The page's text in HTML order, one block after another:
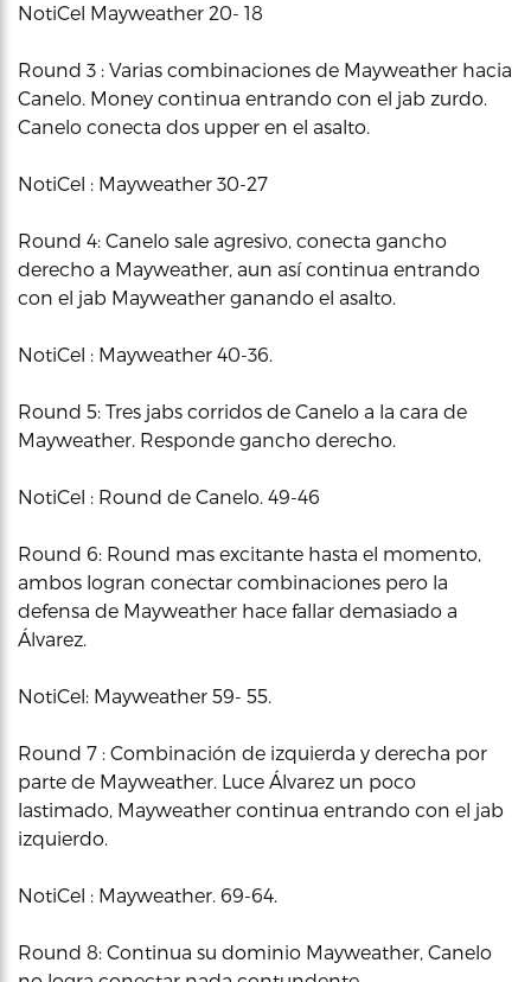
NotiCel Mayweather 20- 18
Round 3 : Varias combinaciones de Mayweather hacia
Canelo. Money continua entrando con el jab zurdo.
Canelo conecta dos upper en el asalto.
NotiCel : Mayweather 30-27
Round 4: Canelo sale agresivo, conecta gancho
derecho a Mayweather, aun así continua entrando
con el jab Mayweather ganando el asalto.
NotiCel : Mayweather 40-36.
Round 5: Tres jabs corridos de Canelo a la cara de
Mayweather. Responde gancho derecho.
NotiCel : Round de Canelo. 49-46
Round 6: Round mas excitante hasta el momento,
ambos logran conectar combinaciones pero la
defensa de Mayweather hace fallar demasiado a
Álvarez.
NotiCel: Mayweather 59- 55.
Round 7 : Combinación de izquierda y derecha por
parte de Mayweather. Luce Álvarez un poco
lastimado, Mayweather continua entrando con el jab
izquierdo.
NotiCel : Mayweather. 69-64.
Round 8: Continua su dominio Mayweather, Canelo